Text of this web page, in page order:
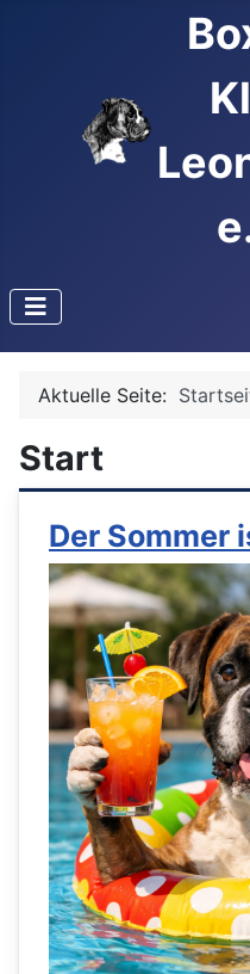
Aktuelle Seite:
Start
Der Sommer